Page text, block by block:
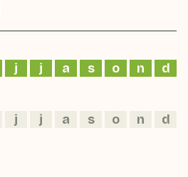
j j a s o n d
j j a s o n d